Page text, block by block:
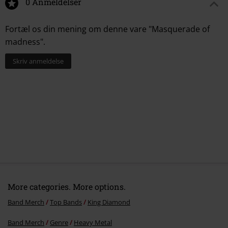
Fortæl os din mening om denne vare "Masquerade of
madness".
Skriv anmeldelse
More categories. More options.
Band Merch Top Bands King Diamond
Band Merch Genre Heavy Metal